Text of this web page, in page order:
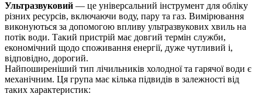
Ультразвуковий — це універсальний інструмент для обліку
різних ресурсів, включаючи воду, пару та газ. Вимірювання
виконуються за допомогою впливу ультразвукових хвиль на
потік води. Такий пристрій має довгий термін служби,
економічний щодо споживання енергії, дуже чутливий і,
відповідно, дорогий.
Найпоширеніший тип лічильників холодної та гарячої води є
механічним. Ця група має кілька підвидів в залежності від
таких характеристик: